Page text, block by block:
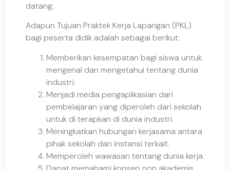
datang.
Adapun Tujuan Praktek Kerja Lapangan (PKL)
bagi peserta didik adalah sebagai berikut:
Memberikan kesempatan bagi siswa untuk
mengenal dan mengetahui tentang dunia
industri.
Menjadi media pengaplikasian dari
pembelajaran yang diperoleh dari sekolah
untuk di terapkan di dunia industri.
Meningkatkan hubungan kerjasama antara
pihak sekolah dan instansi terkait.
Memperoleh wawasan tentang dunia kerja.